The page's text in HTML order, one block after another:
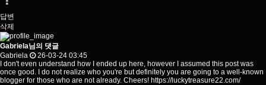
답변
삭제
Gabriela님의 댓글
Gabriela
26-03-24 03:45
I don't even understand how I ended up here, however I assumed this post was
once good. I do not realize who you're but definitely you are going to a well-known
blogger for those who are not already. Cheers! https://luckytreasure22.com/